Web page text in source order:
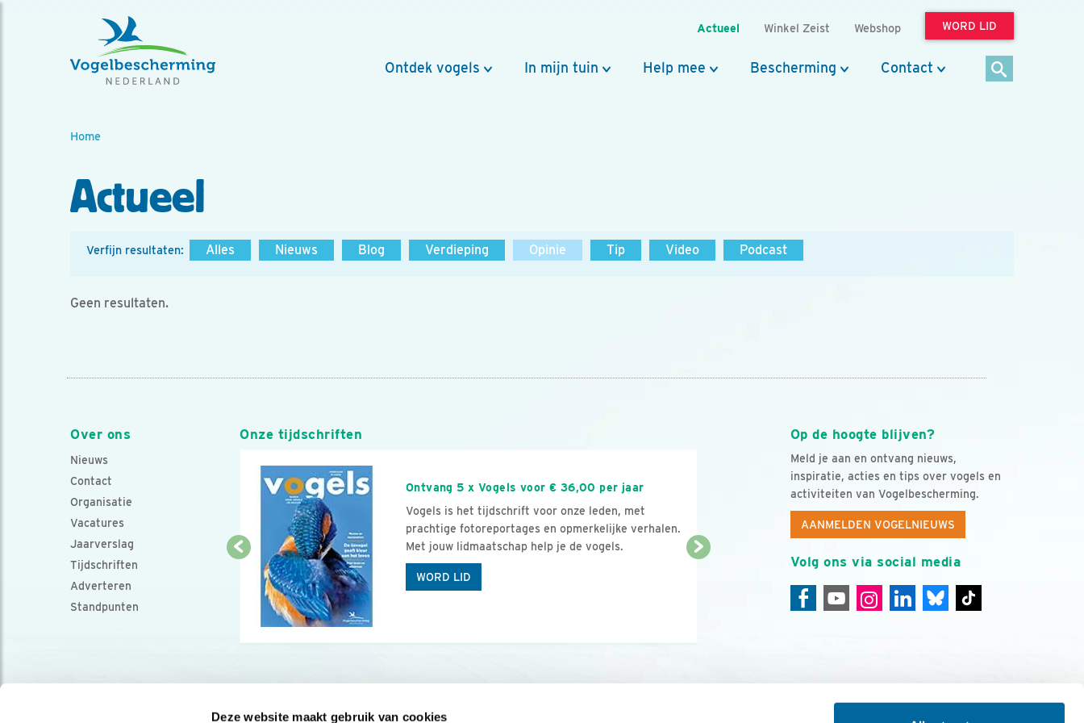
Deze website maakt gebruik van cookies
Actueel Winkel Zeist Webshop WORD LID
Ontdek vogels In mijn tuin Help mee Bescherming Contact
Home
Actueel
Verfijn resultaten: Alles Nieuws Blog Verdieping Opinie Tip Video Podcast
Geen resultaten.
Over ons
Nieuws
Contact
Organisatie
Vacatures
Jaarverslag
Tijdschriften
Adverteren
Standpunten
Op de hoogte blijven?
Meld je aan en ontvang nieuws,
inspiratie, acties en tips over vogels en
activiteiten van Vogelbescherming.
AANMELDEN VOGELNIEUWS
Volg ons via social media
Onze tijdschriften
Ontvang 5 x Vogels voor € 36,00 per jaar
Vogels is het tijdschrift voor onze leden, met
prachtige fotoreportages en opmerkelijke verhalen.
Met jouw lidmaatschap help je de vogels.
WORD LID